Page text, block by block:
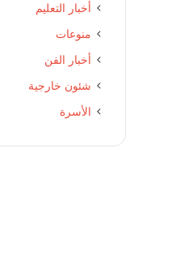
أخبار التعليم
منوعات
أخبار الفن
شئون خارجية
الأسرة